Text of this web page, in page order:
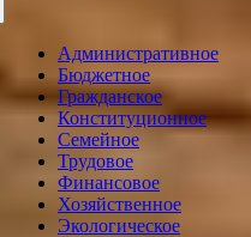
Административное
Бюджетное
Гражданское
Конституционное
Семейное
Трудовое
Финансовое
Хозяйственное
Экологическое